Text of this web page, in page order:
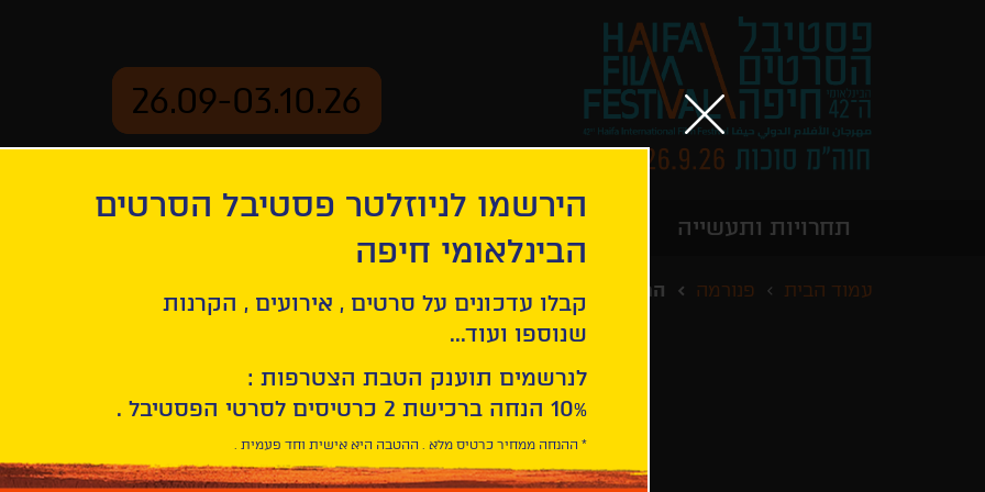
26.09-03.10.26
תחרויות ותעשייה
עמוד הבית פנורמה המלון על שפת הנהר
הירשמו לניוזלטר פסטיבל הסרטים
הבינלאומי חיפה
קבלו עדכונים על סרטים , אירועים , הקרנות
שנוספו ועוד...
לנרשמים תוענק הטבת הצטרפות :
10% הנחה ברכישת 2 כרטיסים לסרטי הפסטיבל .
* ההנחה ממחיר כרטיס מלא . ההטבה היא אישית וחד פעמית .